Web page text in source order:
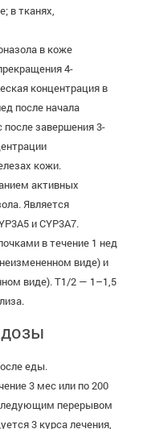
в тканях,
в коже
4-
концентрация в
после начала
после завершения 3-
кожи.
активных
Является
и CYP3A7.
в течение 1 нед
виде) и
виде). T1/2 — 1–1,5
еды.
3 мес или по 200
перерывом
3 курса лечения,